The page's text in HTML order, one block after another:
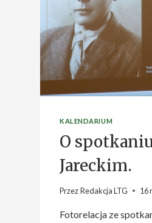
KALENDARIUM
O
Jareckim.
PrzezRedakcja LTG 16
Fotorelacja ze